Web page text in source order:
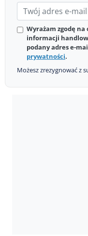
Wyrażam zgodę
informacji
podany adres e-
prywatności.
Możesz zrezygnować z